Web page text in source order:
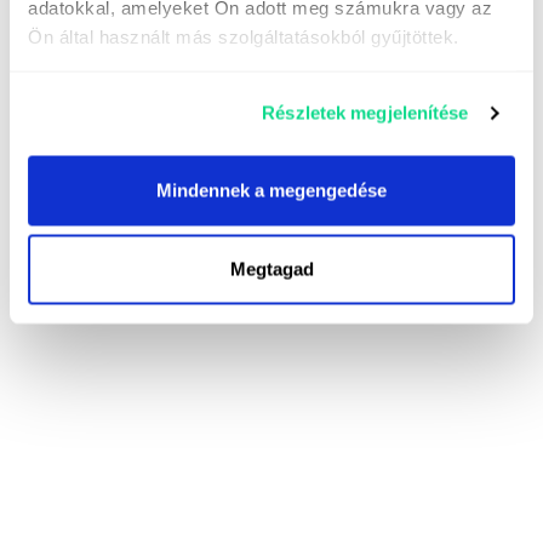
adatokkal, amelyeket Ön adott meg számukra vagy az
Ön által használt más szolgáltatásokból gyűjtöttek.
Részletek megjelenítése
Mindennek a megengedése
Megtagad